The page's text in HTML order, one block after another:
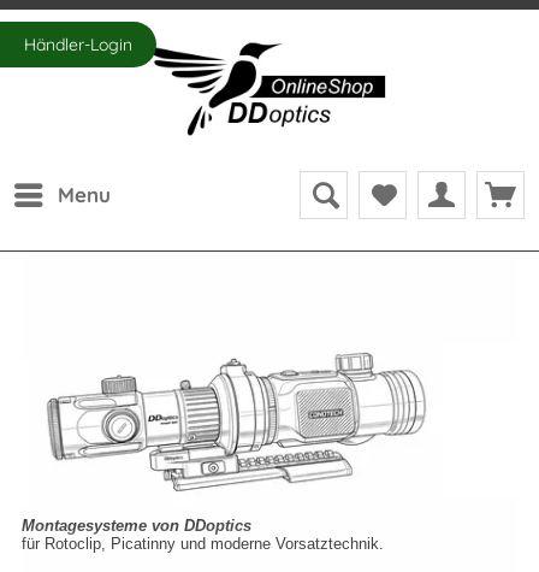
Händler-Login
Menu
Montagesysteme von DDoptics
für Rotoclip, Picatinny und moderne Vorsatztechnik.